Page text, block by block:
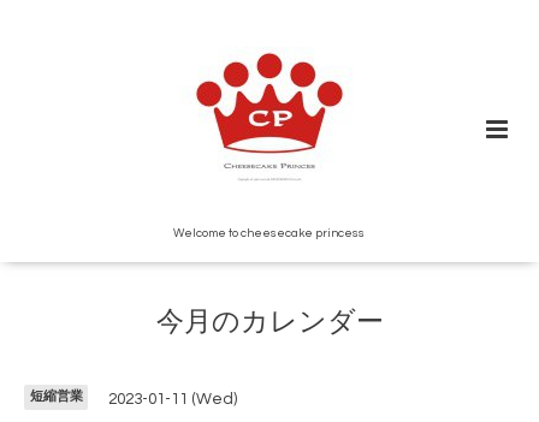
Welcome to cheesecake princess
今月のカレンダー
短縮営業 2023-01-11 (Wed)